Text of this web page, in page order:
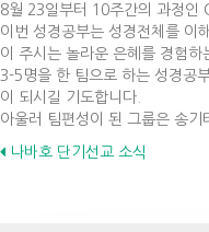
8월 23일부터 10주간의 과정인
이번 성경공부는 성경전체를 이
이 주시는 놀라운 은혜를 경험하
3-5명을 한 팀으로 하는 성경공
이 되시길 기도합니다.
아울러 팀편성이 된 그룹은 송기
Posts
나바호 단기선교 소식